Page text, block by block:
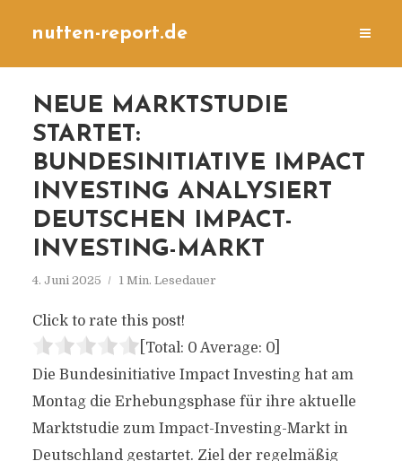
nutten-report.de
NEUE MARKTSTUDIE
STARTET:
BUNDESINITIATIVE IMPACT
INVESTING ANALYSIERT
DEUTSCHEN IMPACT-
INVESTING-MARKT
4. Juni 2025 1 Min. Lesedauer
Click to rate this post!
[Total: 0 Average: 0]
Die Bundesinitiative Impact Investing hat am
Montag die Erhebungsphase für ihre aktuelle
Marktstudie zum Impact-Investing-Markt in
Deutschland gestartet. Ziel der regelmäßig